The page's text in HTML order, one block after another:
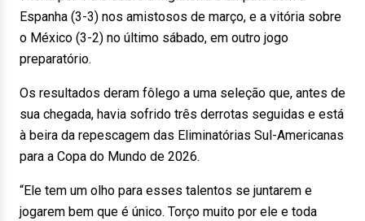
Espanha (3-3) nos amistosos de março, e a vitória sobre
o México (3-2) no último sábado, em outro jogo
preparatório.
Os resultados deram fôlego a uma seleção que, antes de
sua chegada, havia sofrido três derrotas seguidas e está
à beira da repescagem das Eliminatórias Sul-Americanas
para a Copa do Mundo de 2026.
“Ele tem um olho para esses talentos se juntarem e
jogarem bem que é único. Torço muito por ele e toda